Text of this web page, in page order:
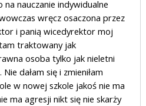
na nauczanie indywidualne
wręcz osaczona przez
i panią wicedyrektor moj
traktowany jak
osoba tylko jak nieletni
dałam się i zmieniłam
w nowej szkole jakoś nie ma
ma agresji nikt się nie skarży